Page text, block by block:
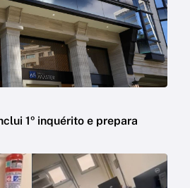
1º inquérito e prepara